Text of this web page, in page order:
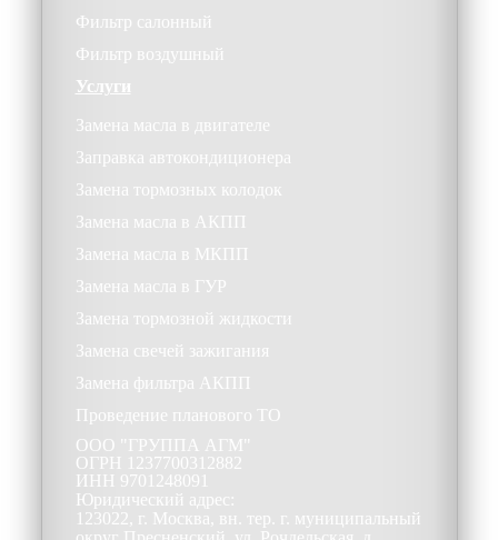
Фильтр салонный
Фильтр воздушный
Услуги
Замена масла в двигателе
Заправка автокондиционера
Замена тормозных колодок
Замена масла в АКПП
Замена масла в МКПП
Замена масла в ГУР
Замена тормозной жидкости
Замена свечей зажигания
Замена фильтра АКПП
Проведение планового ТО
ООО "ГРУППА АГМ"
ОГРН 1237700312882
ИНН 9701248091
Юридический адрес:
123022, г. Москва, вн. тер. г. муниципальный